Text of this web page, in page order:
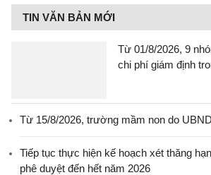
TIN VĂN BẢN MỚI
Từ 01/8/2026, 9
chi phí giám định
Từ 15/8/2026, trường mầm non do
Tiếp tục thực hiện kế hoạch xét thăng
phê duyệt đến hết năm 2026